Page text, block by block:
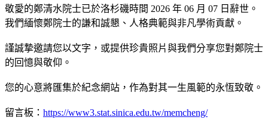
敬愛的鄭清水院士已於洛杉磯時間 2026 年 06 月 07 日辭世。
我們緬懷鄭院士的謙和誠懇、人格典範與非凡學術貢獻。
謹誠摯邀請您以文字，或提供珍貴照片與我們分享您對鄭院士
的回憶與敬仰。
您的心意將匯集於紀念網站，作為對其一生風範的永恆致敬。
留言板： https://www3.stat.sinica.edu.tw/memcheng/